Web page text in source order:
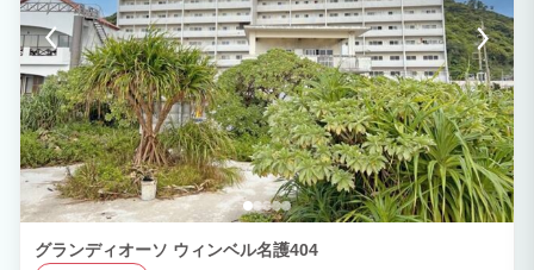
グランディオーソ ウィンベル名護404